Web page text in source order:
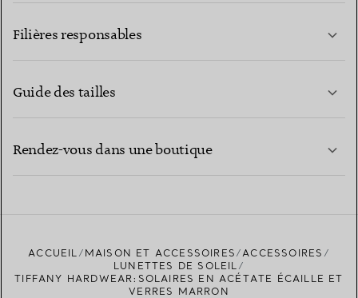
Filières responsables
Guide des tailles
Rendez-vous dans une boutique
TROUVEZ LA BOUTIQUE LA PLUS PROCHE
ACCUEIL MAISON ET ACCESSOIRES
ACCESSOIRES
LUNETTES DE SOLEIL
TIFFANY HARDWEAR:SOLAIRES EN ACÉTATE ÉCAILLE ET
VERRES MARRON